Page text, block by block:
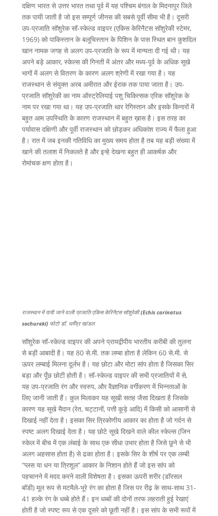
दक्षिण भारत से उत्तर भारत तथा पूर्व में यह पश्चिम बंगाल के मिदनापुर जिले
तक पायी जाती है जो इस सम्पूर्ण जीनस की सबसे पूर्वी सीमा भी है। दूसरी
उप-प्रजाति सॉशुरेक सॉ-स्केल्ड वाइपर (एकिस केरिनैटस सॉशुरेकी स्टेमर,
1969) को पाकिस्तान के बलूचिस्तान के पिशिन के पास स्थित बान कुशदिल
खान नामक जगह से अलग उप-प्रजाति के रूप में मान्यता दी गई थी। यह
अपने बड़े आकार, स्केल्स की गिनती में अंतर और मध्य-पूर्व के अधिक सूखे
भागों में अलग से वितरण के कारण अलग श्रेणी में रखा गया है। यह
राजस्थान से संयुक्त अरब अमीरात और ईराक तक पाया जाता है। उप-
प्रजाति सॉशुरेकी का नाम ऑस्ट्रेलियाई पशु चिकित्सक एरिक सॉशुरेक के
नाम पर रखा गया था। यह उप-प्रजाति थार रेगिस्तान और इसके किनारों में
बहुत आम उपस्थिति के कारण राजस्थान में बहुत ख़ास है। इस तरह का
पर्यावास दक्षिणी और पूर्वी राजस्थान को छोड़कर अधिकांश राज्य में फैला हुआ
है। रात में जब इनकी गतिविधि का मुख्य समय होता है तब यह बड़ी संख्या में
खाने की तलाश में निकलते है और इन्हे देखना बहुत ही आकर्षक और
रोमांचक क्षण होता है।
राजस्थान में पायी जाने वाली प्रजाति एकिस केरिनैटस सॉशुरेकी(Echis carinatus
sochureki) फोटो डॉ. धर्मेंद्र खांडल
सॉशुरेक सॉ-स्केल्ड वाइपर की अपने प्रायद्वीपीय भारतीय करीबी की तुलना
से बड़ी आबादी है। यह 80 से.मी. तक लम्बा होता है लेकिन 60 से.मी. से
ऊपर लम्बाई मिलना दूर्लभ है। यह छोटा और मोटा सांप होता है जिसका सिर
बड़ा और पूँछ छोटी होती है। सॉ-स्केल्ड वाइपर की सभी प्रजातियों में से,
यह उप-प्रजाति रंग और स्वरुप, और वैज्ञानिक वर्गीकरण में भिन्नताओं के
लिए जानी जाती हैं। कुल मिलाकर यह सूखी सतह जैसा दिखता है जिसके
कारण यह सूखे मैदान (रेत, चट्टानों, पत्ती कूड़े आदि) में किसी को आसानी से
दिखाई नहीं देता है। इसका सिर त्रिकोणीय आकार का होता है जो गर्दन से
स्पष्ट अलग दिखाई देता है। यह छोटे सूखे दिखने वाले कील स्केल्स (जिन
स्केल में बीच में एक लंबाई के साथ एक सीधा उभार होता है जिसे छूने से भी
अलग अहसास होता है) से ढका होता है। इसके सिर के शीर्ष पर एक लम्बी
“प्लस या धन या त्रिशूल” आकार के निशान होते हैं जो इस सांप को
पहचानने में मदद करने वाली विशेषता है। इसका ऊपरी शरीर (डॉरसल
बॉडी) मूल रूप से मटमैले-भूरे रंग का होता है जिस पर रीढ़ के साथ-साथ 31-
41 हल्के रंग के धब्बे होते हैं। इन धब्बों की दोनों तरफ लहराती हुई रेखाएं
होती है जो स्पष्ट रूप से एक दूसरे को छूती नहीं है। इस सांप के सभी रूपों में